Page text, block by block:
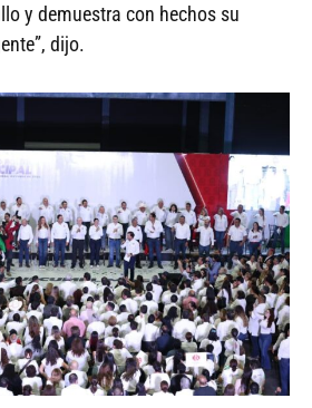
y demuestra con hechos su
dijo.